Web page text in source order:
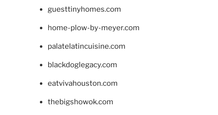
guesttinyhomes.com
home-plow-by-meyer.com
palatelatincuisine.com
blackdoglegacy.com
eatvivahouston.com
thebigshowok.com